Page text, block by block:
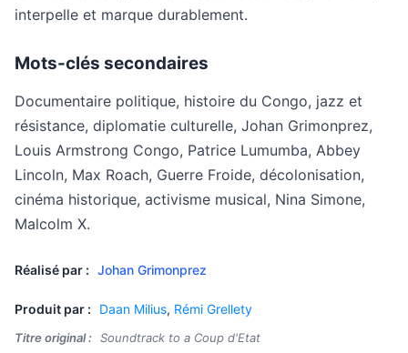
interpelle et marque durablement.
Mots-clés secondaires
Documentaire politique, histoire du Congo, jazz et
résistance, diplomatie culturelle, Johan Grimonprez,
Louis Armstrong Congo, Patrice Lumumba, Abbey
Lincoln, Max Roach, Guerre Froide, décolonisation,
cinéma historique, activisme musical, Nina Simone,
Malcolm X.
Réalisé par : Johan Grimonprez
Produit par : Daan Milius, Rémi Grellety
Titre original : Soundtrack to a Coup d'Etat